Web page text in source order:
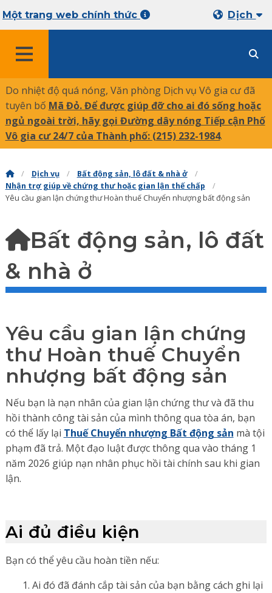
Một trang web chính thức Dịch
Do nhiệt độ quá nóng, Văn phòng Dịch vụ Vô gia cư đã
tuyên bố Mã Đỏ. Để được giúp đỡ cho ai đó sống hoặc
ngủ ngoài trời, hãy gọi Đường dây nóng Tiếp cận Phố
Vô gia cư 24/7 của Thành phố: (215) 232-1984.
Dịch vụ
Bất động sản, lô đất & nhà ở
Nhận trợ giúp về chứng thư hoặc gian lận thế chấp
Yêu cầu gian lận chứng thư Hoàn thuế Chuyển nhượng bất động sản
Bất động sản, lô đất
& nhà ở
Yêu cầu gian lận chứng
thư Hoàn thuế Chuyển
nhượng bất động sản
Nếu bạn là nạn nhân của gian lận chứng thư và đã thu
hồi thành công tài sản của mình thông qua tòa án, bạn
có thể lấy lại Thuế Chuyển nhượng Bất động sản mà tội
phạm đã trả. Một đạo luật được thông qua vào tháng 1
năm 2026 giúp nạn nhân phục hồi tài chính sau khi gian
lận.
Ai đủ điều kiện
Bạn có thể yêu cầu hoàn tiền nếu:
Ai đó đã đánh cắp tài sản của bạn bằng cách ghi lại